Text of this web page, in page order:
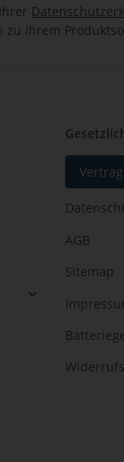
Ihrem
AGB
Sitemap